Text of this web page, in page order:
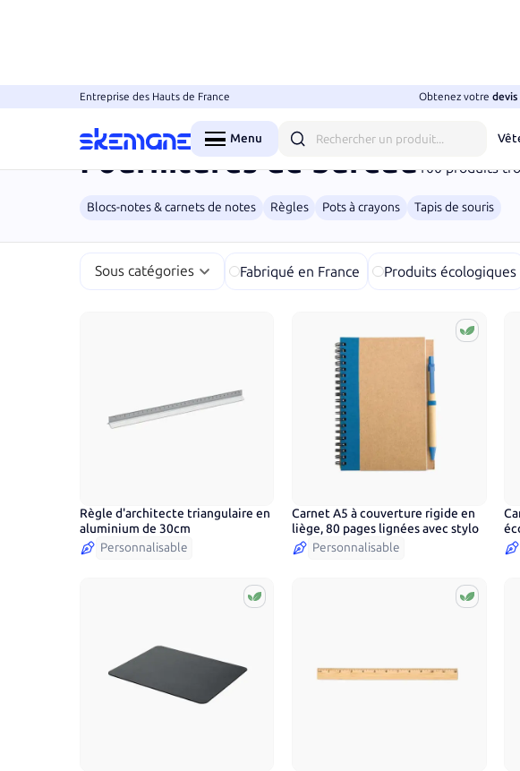
Entreprise des Hauts de France Obtenez votre devis
Menu
Fournitures de bureau100produits
Blocs-notes & carnets de notes Règles Pots à crayons Tapis de souris
Sous catégories Fabriqué en France Produits écologiques
Règle d'architecte triangulaire en
aluminium de 30cm
Personnalisable
Carnet A5 à couverture rigide en
liège, 80 pages lignées avec stylo
Personnalisable